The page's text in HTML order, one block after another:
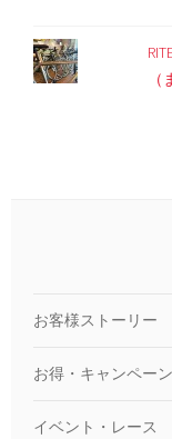
お客様ストーリー
お得・キャンペー
イベント・レース